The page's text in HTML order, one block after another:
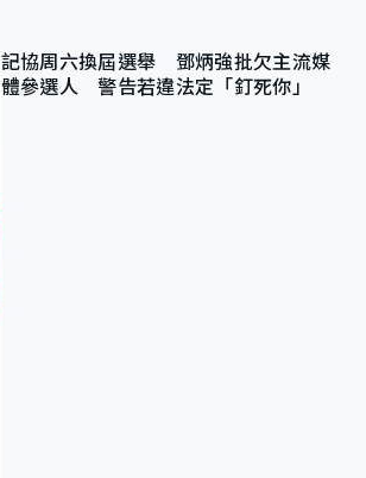
記協周六換屆選舉 鄧炳強批欠主流媒
體參選人 警告若違法定「釘死你」